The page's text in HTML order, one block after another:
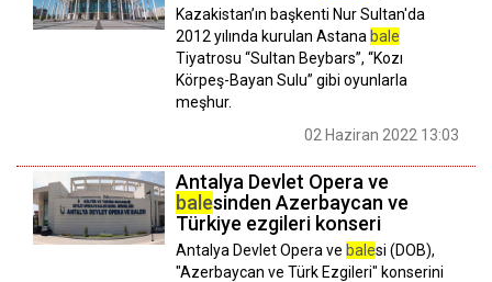
Kazakistan’ın başkenti Nur Sultan'da
2012 yılında kurulan Astana bale
Tiyatrosu “Sultan Beybars”, “Kozı
Körpeş-Bayan Sulu” gibi oyunlarla
meşhur.
02 Haziran 2022 13:03
Antalya Devlet Opera ve
balesinden Azerbaycan ve
Türkiye ezgileri konseri
Antalya Devlet Opera ve balesi (DOB),
"Azerbaycan ve Türk Ezgileri" konserini